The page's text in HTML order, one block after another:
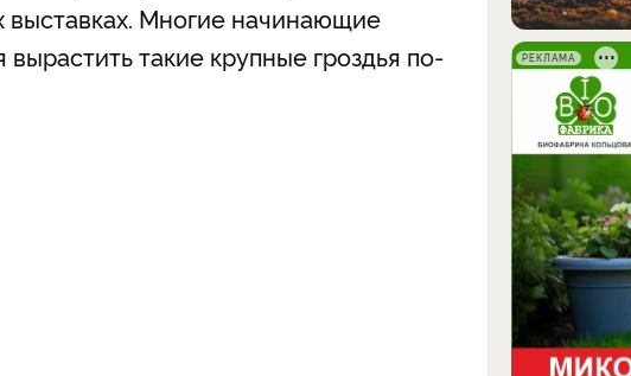
Многие начинающие
такие крупные гроздья по-
РЕКЛАМА